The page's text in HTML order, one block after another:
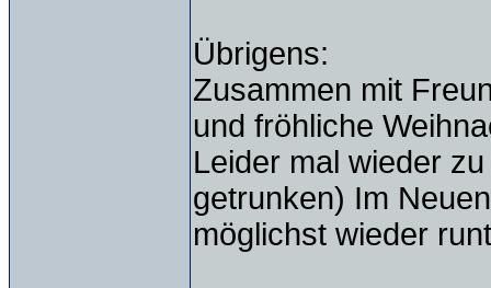
Übrigens:
Zusammen mit
und fröhliche
Leider mal wieder
getrunken) Im
möglichst wieder